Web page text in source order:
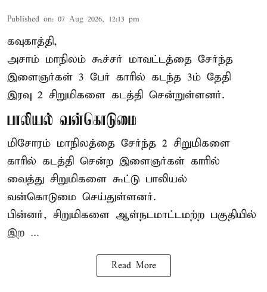
Published on: 07 Aug 2026, 12:13 pm
கவுகாத்தி,
அசாம் மாநிலம் கூச்சர் மாவட்டத்தை சேர்ந்த
இளைஞர்கள் 3 பேர் காரில் கடந்த 3ம் தேதி
இரவு 2 சிறுமிகளை கடத்தி சென்றுள்ளனர்.
பாலியல் வன்கொடுமை
மிசோரம் மாநிலத்தை சேர்ந்த 2 சிறுமிகளை
காரில் கடத்தி சென்ற இளைஞர்கள் காரில்
வைத்து சிறுமிகளை கூட்டு பாலியல்
வன்கொடுமை செய்துள்ளனர்.
பின்னர், சிறுமிகளை ஆள்நடமாட்டமற்ற பகுதியில்
இற ...
Read More